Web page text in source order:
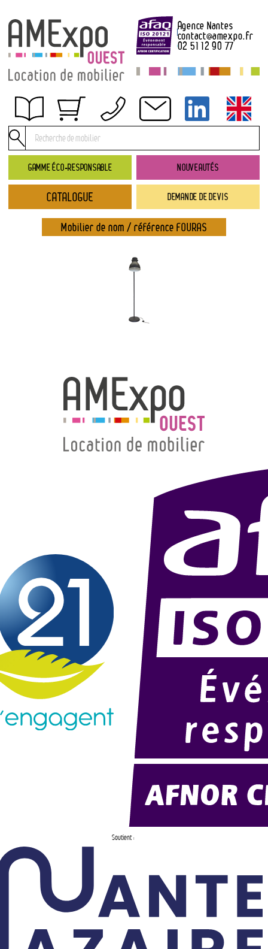
GAMME ÉCO-RESPONSABLE NOUVEAUTÉS
DEMANDE DE DEVIS
Agence Nantes
contact@amexpo.fr
02 51 12 90 77
Obtenir un devis
Conditions générales de location
Conditions de règlement
Contact
Catalogue
→ Nouveautés
→ Gamme éco-responsable
CATALOGUE
Mobilier de nom / référence FOURAS
Soutient :